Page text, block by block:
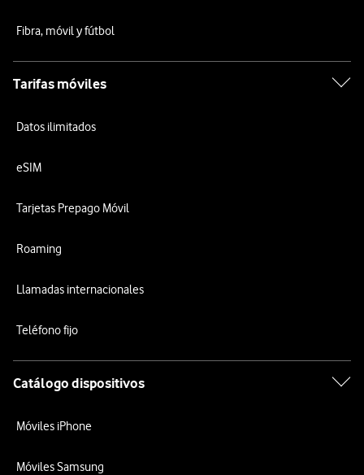
Fibra, móvil y fútbol
Tarifas móviles
Datos ilimitados
eSIM
Tarjetas Prepago Móvil
Roaming
Llamadas internacionales
Teléfono fijo
Catálogo dispositivos
Móviles iPhone
Móviles Samsung